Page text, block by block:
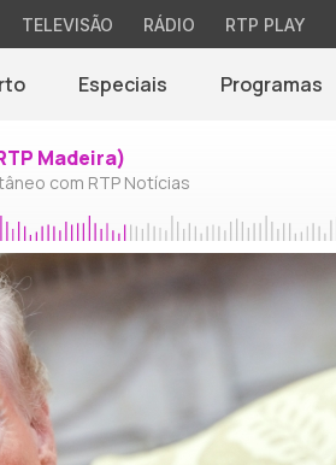
TELEVISÃO RÁDIO RTP PLAY
Especiais Programas
Madeira)
com RTP Notícias